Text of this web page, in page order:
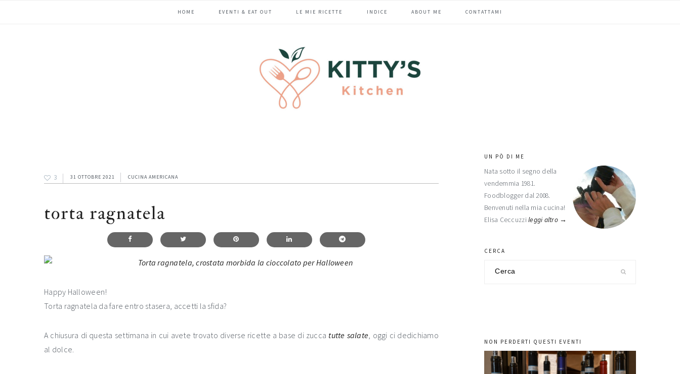
HOME EVENTI & EAT OUT LE MIE RICETTE INDICE ABOUT ME CONTATTAMI
3 31 OTTOBRE 2021 CUCINA AMERICANA
torta ragnatela
Happy Halloween!
Torta ragnatela da fare entro stasera, accetti la sfida?
A chiusura di questa settimana in cui avete trovato diverse ricette a base di zucca tutte salate, oggi ci dedichiamo
al dolce.
barra
laterale
primaria
UN PÒ DI ME
Nata sotto il segno della
vendemmia 1981.
Foodblogger dal 2008.
Benvenuti nella mia cucina!
Elisa Ceccuzzileggi altro →
CERCA
NON PERDERTI QUESTI EVENTI